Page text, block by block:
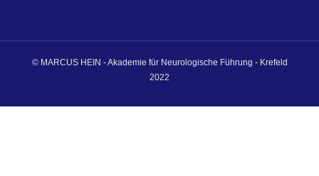
© MARCUS HEIN - Akademie für Neurologische Führung - Krefeld
2022